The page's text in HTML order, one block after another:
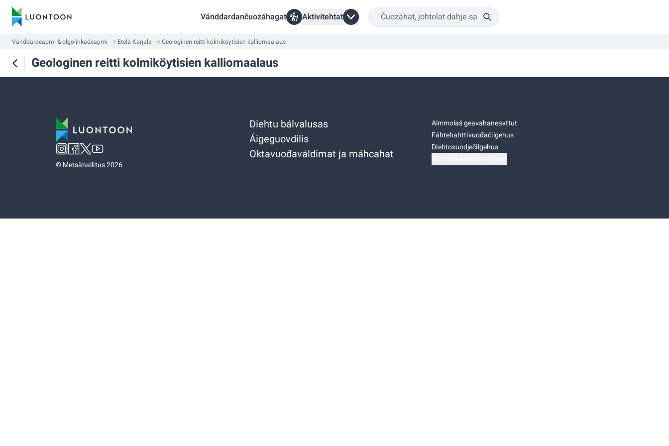
Vánddardančuozáhagat Aktivitehtat
Vánddardeapmi & olgolihkadeapmi Etelä-Karjala Geologinen reitti kolmiköytisien kalliomaalaus
Geologinen reitti kolmiköytisien kalliomaalaus
©Metsähallitus 2026
Diehtu bálvalusas
Áigeguovdilis
Oktavuođaváldimat ja máhcahat
Almmolaš geavahaneavttut
Fáhtehahttivuođačilgehus
Diehtosuodječilgehus